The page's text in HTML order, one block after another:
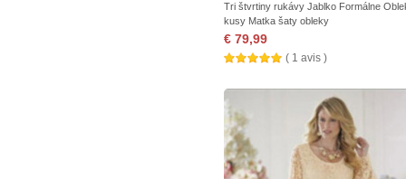
Tri štvrtiny rukávy Jablko Formálne
kusy Matka šaty obleky
€ 79,99
( 1 avis )